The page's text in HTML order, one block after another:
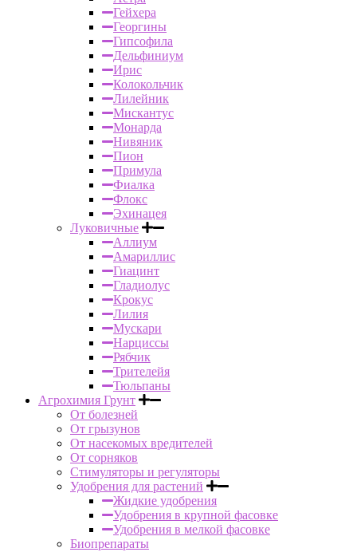
Гейхера
Георгины
Гипсофила
Дельфиниум
Ирис
Колокольчик
Лилейник
Мискантус
Монарда
Нивяник
Пион
Примула
Фиалка
Флокс
Эхинацея
Луковичные
Аллиум
Амариллис
Гиацинт
Гладиолус
Крокус
Лилия
Мускари
Нарциссы
Рябчик
Трителейя
Тюльпаны
Агрохимия Грунт
От болезней
От грызунов
От насекомых вредителей
От сорняков
Стимуляторы и регуляторы
Удобрения для растений
Жидкие удобрения
Удобрения в крупной фасовке
Удобрения в мелкой фасовке
Биопрепараты